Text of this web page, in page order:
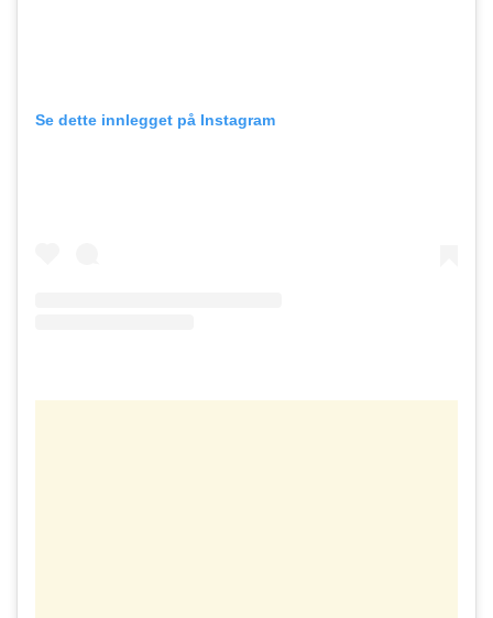
Se dette innlegget på Instagram